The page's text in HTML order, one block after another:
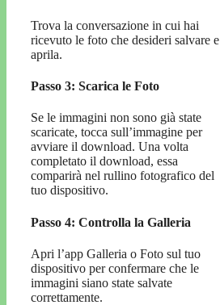
Trova la conversazione in cui hai
ricevuto le foto che desideri salvare e
aprila.
Passo 3: Scarica le Foto
Se le immagini non sono già state
scaricate, tocca sull’immagine per
avviare il download. Una volta
completato il download, essa
comparirà nel rullino fotografico del
tuo dispositivo.
Passo 4: Controlla la Galleria
Apri l’app Galleria o Foto sul tuo
dispositivo per confermare che le
immagini siano state salvate
correttamente.